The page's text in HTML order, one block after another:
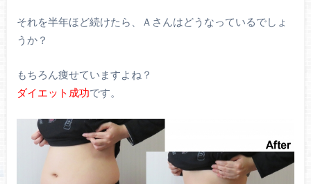
それを半年ほど続けたら、Ａさんはどうなっているでしょ
うか？
もちろん痩せていますよね？
ダイエット成功です。